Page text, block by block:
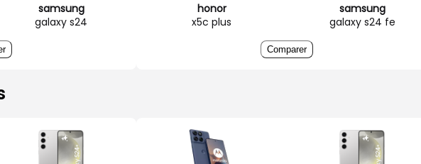
samsung
galaxy s24
honor
x5c plus
samsung
galaxy s24 fe
Comparer